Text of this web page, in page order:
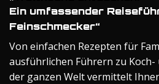
Ein umfassender
Feinschmecker“
Von einfachen Rezepten für
ausführlichen Führern zu
der ganzen Welt vermittelt